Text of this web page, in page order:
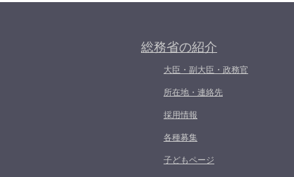
総務省の紹介
大臣・副大臣・政務官
所在地・連絡先
採用情報
各種募集
子どもページ